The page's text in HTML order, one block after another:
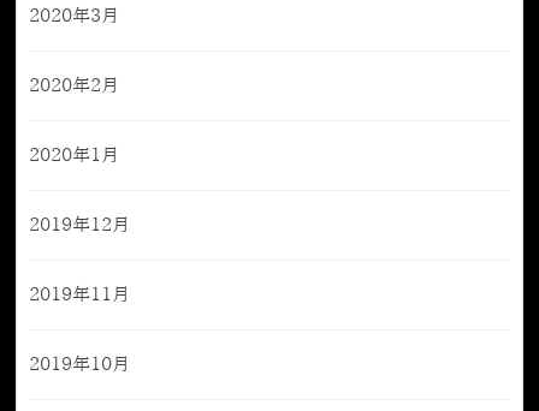
2020年3月
2020年2月
2020年1月
2019年12月
2019年11月
2019年10月